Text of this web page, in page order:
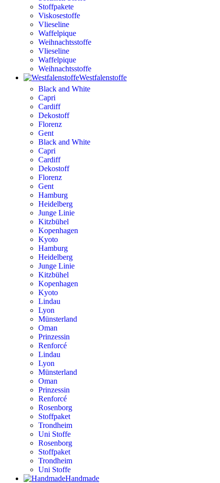
Stoffpakete
Viskosestoffe
Vlieseline
Waffelpique
Weihnachtsstoffe
Vlieseline
Waffelpique
Weihnachtsstoffe
Westfalenstoffe
Black and White
Capri
Cardiff
Dekostoff
Florenz
Gent
Black and White
Capri
Cardiff
Dekostoff
Florenz
Gent
Hamburg
Heidelberg
Junge Linie
Kitzbühel
Kopenhagen
Kyoto
Hamburg
Heidelberg
Junge Linie
Kitzbühel
Kopenhagen
Kyoto
Lindau
Lyon
Münsterland
Oman
Prinzessin
Renforcé
Lindau
Lyon
Münsterland
Oman
Prinzessin
Renforcé
Rosenborg
Stoffpaket
Trondheim
Uni Stoffe
Rosenborg
Stoffpaket
Trondheim
Uni Stoffe
Handmade